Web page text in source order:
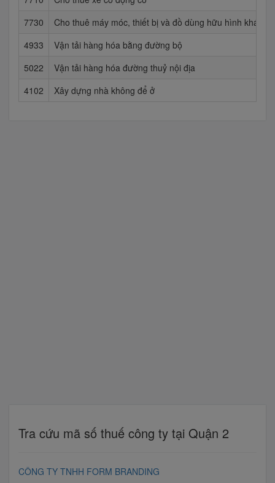
7730
Cho thuê máy móc, thiết bị và đồ dùng hữu hình khác
4933
Vận tải hàng hóa bằng đường bộ
5022
Vận tải hàng hóa đường thuỷ nội địa
4102
Xây dựng nhà không để ở
Tra cứu mã số thuế công ty tại Quận 2
CÔNG TY TNHH FORM BRANDING